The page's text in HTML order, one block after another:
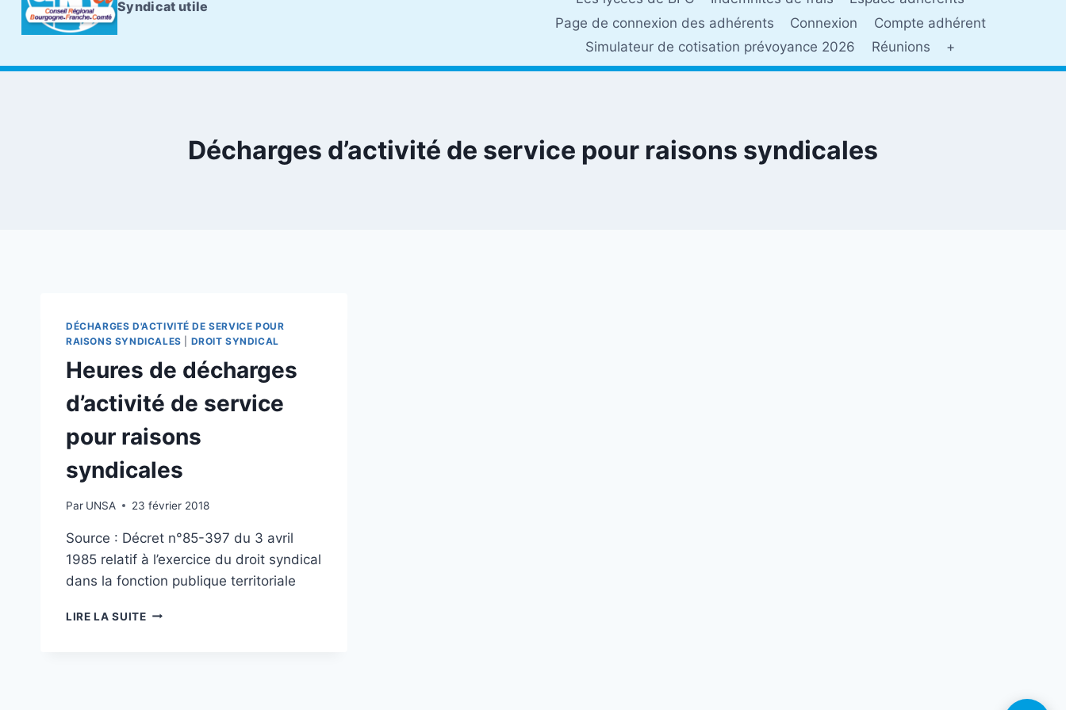
Syndicat utile
Page de connexion des adhérents
Connexion
Compte adhérent
Simulateur de cotisation prévoyance 2026
Réunions +
Décharges d’activité de service pour raisons syndicales
DÉCHARGES D'ACTIVITÉ DE SERVICE POUR
RAISONS SYNDICALES
DROIT SYNDICAL
Heures de décharges
d’activité de service
pour raisons
syndicales
Par UNSA 23 février 2018
Source : Décret n°85-397 du 3 avril
1985 relatif à l’exercice du droit syndical
dans la fonction publique territoriale
LIRE LA SUITEHEURES